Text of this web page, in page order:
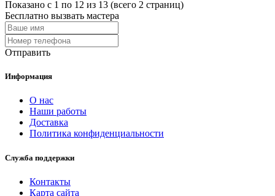
Показано с 1 по 12 из 13 (всего 2 страниц)
Бесплатно вызвать мастера
Отправить
Информация
О нас
Наши работы
Доставка
Политика конфиденциальности
Служба поддержки
Контакты
Карта сайта